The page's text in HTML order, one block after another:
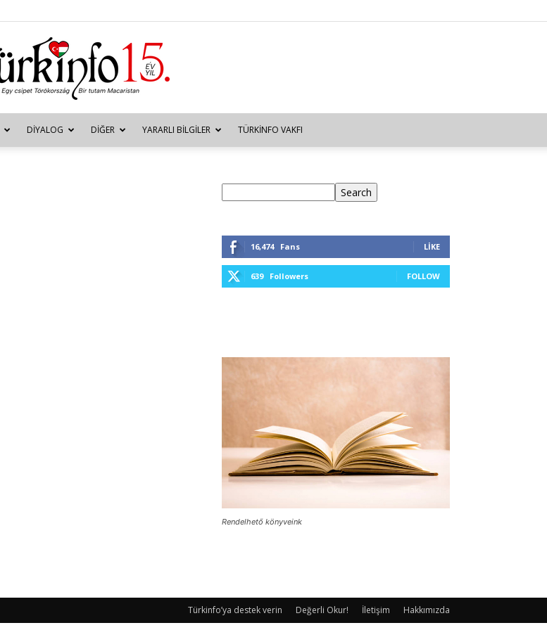
Türkinfo
DIYALOG DIĞER YARARLI BILGILER TÜRKINFO VAKFI
Search
16,474 Fans LIKE
639 Followers FOLLOW
Rendelhető könyveink
Türkinfo’ya destek verin Değerli Okur! İletişim Hakkımızda